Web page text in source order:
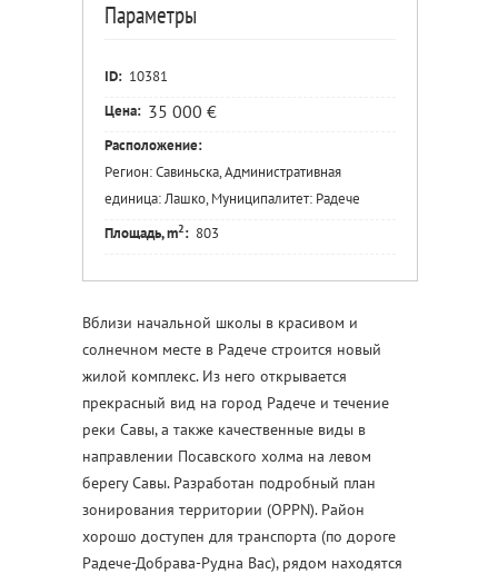
Параметры
ID: 10381
Цена: 35 000 €
Расположение:
Регион: Савиньска, Административная
единица: Лашко, Муниципалитет: Радече
Площадь, m2: 803
Вблизи начальной школы в красивом и
солнечном месте в Радече строится новый
жилой комплекс. Из него открывается
прекрасный вид на город Радече и течение
реки Савы, а также качественные виды в
направлении Посавского холма на левом
берегу Савы. Разработан подробный план
зонирования территории (OPPN). Район
хорошо доступен для транспорта (по дороге
Радече-Добрава-Рудна Вас), рядом находятся